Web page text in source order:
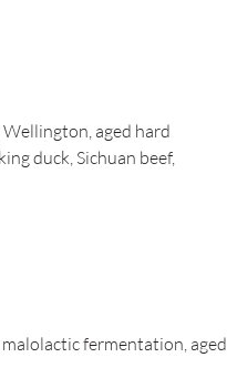
aged hard
duck, Sichuan beef,
fermentation, aged